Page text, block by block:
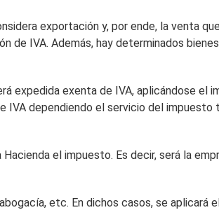
exportación y, por ende, la venta
IVA. Además, hay determinados
expedida exenta de IVA, aplicándose el
dependiendo el servicio del impuesto
el impuesto. Es decir, será la
etc. En dichos casos, se aplicará